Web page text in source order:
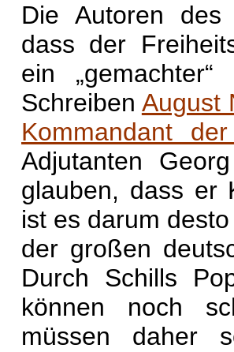
Die Autoren des
dass der
ein
Schreiben August
Kommandant
Adjutanten
glauben, dass er
ist es darum
der großen
Durch Schills
können noch
müssen daher